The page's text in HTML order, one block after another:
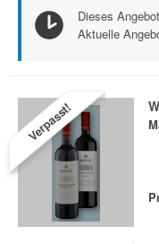
Dieses
Aktuelle
Verpasst!